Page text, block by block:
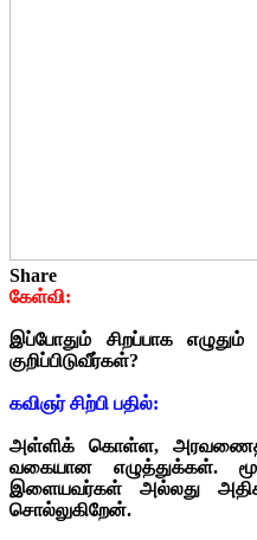
Share
கேள்வி:
இப்போதும் சிறப்பாக
குறிப்பிடுவீர்கள்?
கவிஞர் சிற்பி பதில்:
அள்ளிக் கொள்ள,
வகையான எழுத்துக்கள்.
இளையவர்கள் அல்லது
சொல்லுகிறேன்.